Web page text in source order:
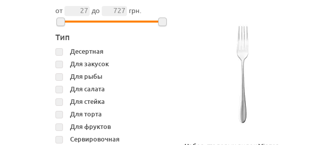
от до грн.
Тип
Десертная
Для закусок
Для рыбы
Для салата
Для стейка
Для торта
Для фруктов
Сервировочная